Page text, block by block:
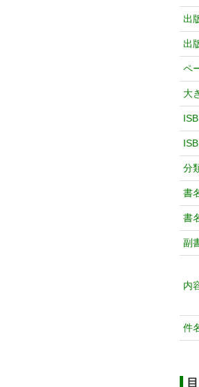
出
出
ペ
大
分
書
書
副
内
件